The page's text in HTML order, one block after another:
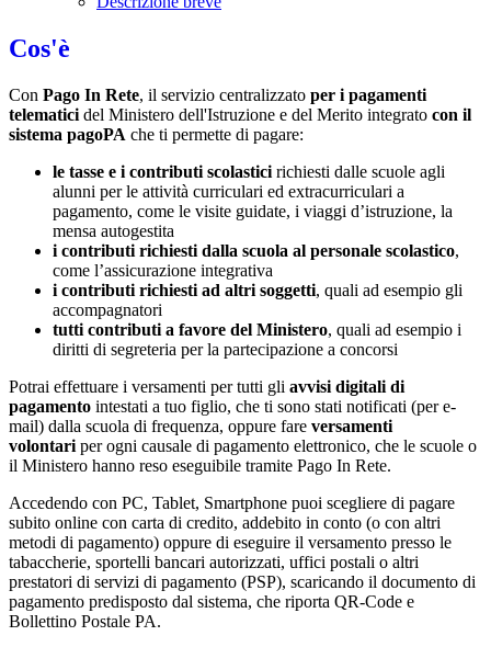
Cos'è
Con Pago In Rete, il servizio centralizzato per i pagamenti
telematici del Ministero dell'Istruzione e del Merito integrato con il
sistema pagoPA che ti permette di pagare:
le tasse e i contributi scolastici richiesti dalle scuole agli
alunni per le attività curriculari ed extracurriculari a
pagamento, come le visite guidate, i viaggi d’istruzione, la
mensa autogestita
i contributi richiesti dalla scuola al personale scolastico,
come l’assicurazione integrativa
i contributi richiesti ad altri soggetti, quali ad esempio gli
accompagnatori
tutti contributi a favore del Ministero, quali ad esempio i
diritti di segreteria per la partecipazione a concorsi
Potrai effettuare i versamenti per tutti gli avvisi digitali di
pagamento intestati a tuo figlio, che ti sono stati notificati (per e-
mail) dalla scuola di frequenza, oppure fare versamenti
volontari per ogni causale di pagamento elettronico, che le scuole o
il Ministero hanno reso eseguibile tramite Pago In Rete.
Accedendo con PC, Tablet, Smartphone puoi scegliere di pagare
subito online con carta di credito, addebito in conto (o con altri
metodi di pagamento) oppure di eseguire il versamento presso le
tabaccherie, sportelli bancari autorizzati, uffici postali o altri
prestatori di servizi di pagamento (PSP), scaricando il documento di
pagamento predisposto dal sistema, che riporta QR-Code e
Bollettino Postale PA.